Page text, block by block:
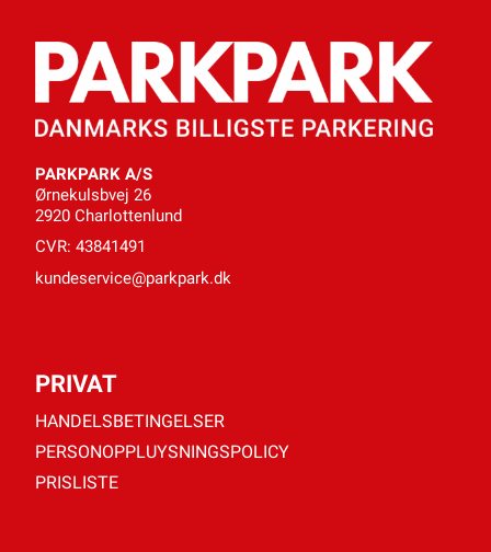
PARKPARK A/S
Ørnekulsbvej 26
2920 Charlottenlund
CVR: 43841491
kundeservice@parkpark.dk
PRIVAT
HANDELSBETINGELSER
PERSONOPPLUYSNINGSPOLICY
PRISLISTE